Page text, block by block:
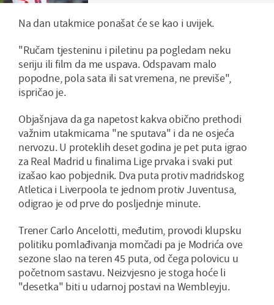
Na dan utakmice ponašat će se kao i uvijek.
"Ručam tjesteninu i piletinu pa pogledam neku
seriju ili film da me uspava. Odspavam malo
popodne, pola sata ili sat vremena, ne previše",
ispričao je.
Objašnjava da ga napetost kakva obično prethodi
važnim utakmicama "ne sputava" i da ne osjeća
nervozu. U proteklih deset godina je pet puta igrao
za Real Madrid u finalima Lige prvaka i svaki put
izašao kao pobjednik. Dva puta protiv madridskog
Atletica i Liverpoola te jednom protiv Juventusa,
odigrao je od prve do posljednje minute.
Trener Carlo Ancelotti, međutim, provodi klupsku
politiku pomlađivanja momčadi pa je Modrića ove
sezone slao na teren 45 puta, od čega polovicu u
početnom sastavu. Neizvjesno je stoga hoće li
"desetka" biti u udarnoj postavi na Wembleyju.